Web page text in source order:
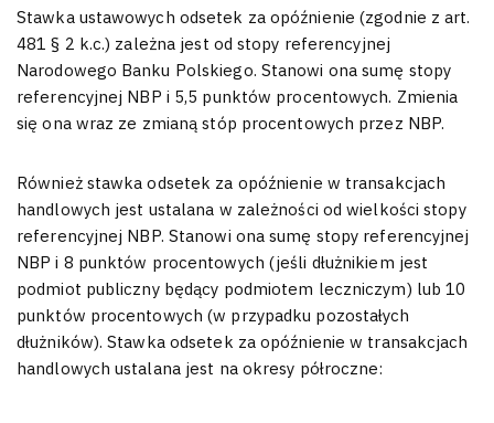
Stawka ustawowych odsetek za opóźnienie (zgodnie z art.
481 § 2 k.c.) zależna jest od stopy referencyjnej
Narodowego Banku Polskiego. Stanowi ona sumę stopy
referencyjnej NBP i 5,5 punktów procentowych. Zmienia
się ona wraz ze zmianą stóp procentowych przez NBP.
Również stawka odsetek za opóźnienie w transakcjach
handlowych jest ustalana w zależności od wielkości stopy
referencyjnej NBP. Stanowi ona sumę stopy referencyjnej
NBP i 8 punktów procentowych (jeśli dłużnikiem jest
podmiot publiczny będący podmiotem leczniczym) lub 10
punktów procentowych (w przypadku pozostałych
dłużników). Stawka odsetek za opóźnienie w transakcjach
handlowych ustalana jest na okresy półroczne: